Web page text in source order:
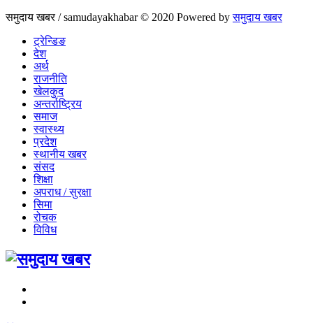
समुदाय खबर / samudayakhabar © 2020 Powered byसमुदाय खबर
ट्रेन्डिङ
देश
अर्थ
राजनीति
खेलकुद
अन्तर्राष्ट्रिय
समाज
स्वास्थ्य
प्रदेश
स्थानीय खबर
संसद
शिक्षा
अपराध / सुरक्षा
सिमा
रोचक
विविध